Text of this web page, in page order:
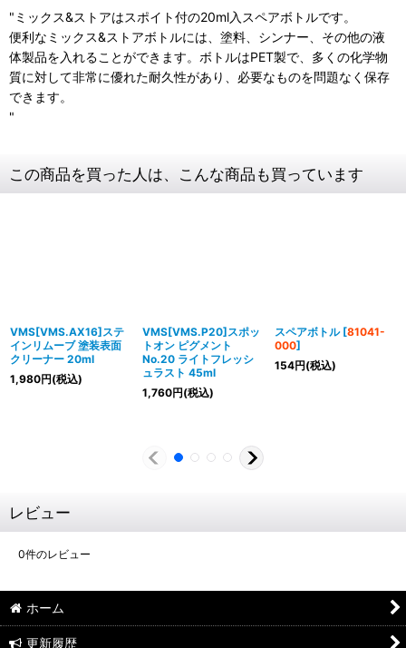
"ミックス&ストアはスポイト付の20ml入スペアボトルです。
便利なミックス&ストアボトルには、塗料、シンナー、その他の液
体製品を入れることができます。ボトルはPET製で、多くの化学物
質に対して非常に優れた耐久性があり、必要なものを問題なく保存
できます。
"
この商品を買った人は、こんな商品も買っています
VMS[VMS.AX16]ステ
インリムーブ 塗装表面
クリーナー 20ml
1,980円(税込)
VMS[VMS.P20]スポッ
トオン ピグメント
No.20 ライトフレッシ
ュラスト 45ml
1,760円(税込)
スペアボトル [81041-
000]
154円(税込)
レビュー
0件のレビュー
ホーム
更新履歴